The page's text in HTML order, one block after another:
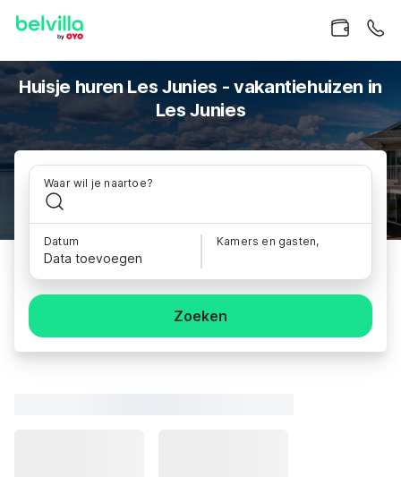
Huisje huren Les Junies - vakantiehuizen in
Les Junies
Waar wil je naartoe?
Datum
Data toevoegen
Kamers en gasten,
Zoeken